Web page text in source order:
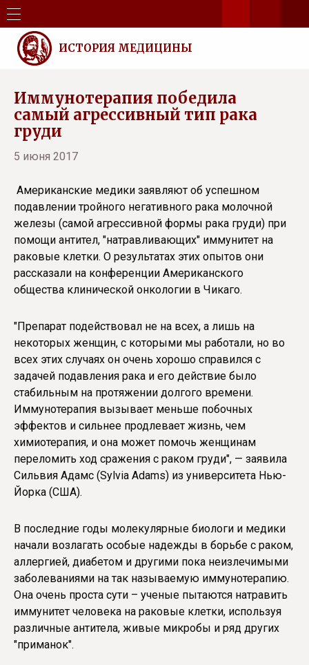
ИСТОРИЯ МЕДИЦИНЫ
Иммунотерапия победила
самый агрессивный тип рака
груди
5 июня 2017
Американские медики заявляют об успешном
подавлении тройного негативного рака молочной
железы (самой агрессивной формы рака груди) при
помощи антител, "натравливающих" иммунитет на
раковые клетки. О результатах этих опытов они
рассказали на конференции Американского
общества клинической онкологии в Чикаго.
"Препарат подействовал не на всех, а лишь на
некоторых женщин, с которыми мы работали, но во
всех этих случаях он очень хорошо справился с
задачей подавления рака и его действие было
стабильным на протяжении долгого времени.
Иммунотерапия вызывает меньше побочных
эффектов и сильнее продлевает жизнь, чем
химиотерапия, и она может помочь женщинам
переломить ход сражения с раком груди", — заявила
Сильвия Адамс (Sylvia Adams) из университета Нью-
Йорка (США).
В последние годы молекулярные биологи и медики
начали возлагать особые надежды в борьбе с раком,
аллергией, диабетом и другими пока неизлечимыми
заболеваниями на так называемую иммунотерапию.
Она очень проста сути – ученые пытаются натравить
иммунитет человека на раковые клетки, используя
различные антитела, живые микробы и ряд других
"приманок".